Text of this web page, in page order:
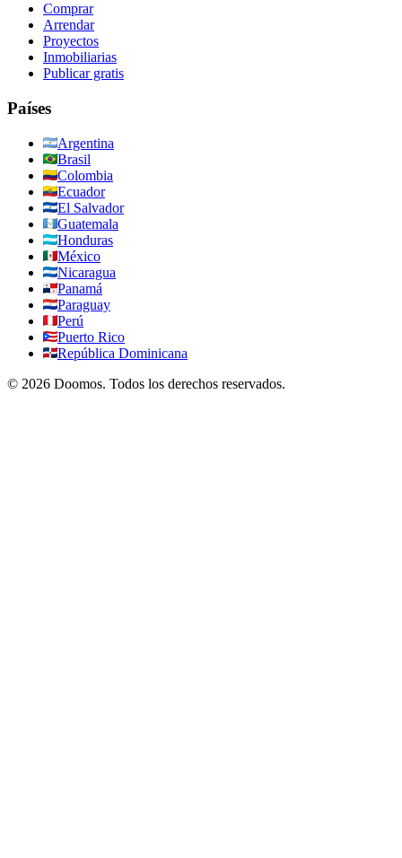
Comprar
Arrendar
Proyectos
Inmobiliarias
Publicar gratis
Países
Argentina
Brasil
Colombia
Ecuador
El Salvador
Guatemala
Honduras
México
Nicaragua
Panamá
Paraguay
Perú
Puerto Rico
República Dominicana
© 2026 Doomos. Todos los derechos reservados.